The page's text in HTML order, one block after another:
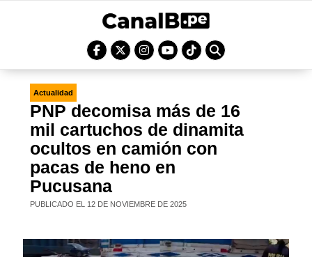
Actualidad
PNP decomisa más de 16
mil cartuchos de dinamita
ocultos en camión con
pacas de heno en
Pucusana
PUBLICADO EL 12 DE NOVIEMBRE DE 2025